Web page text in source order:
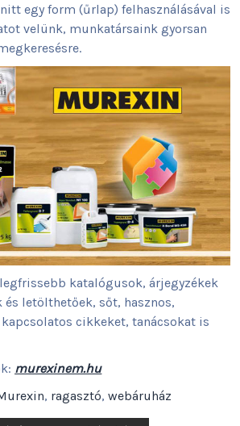
egy form (űrlap) felhasználásával is
velünk, munkatársaink gyorsan
katalógusok, árjegyzékek
letölthetőek, sőt, hasznos,
cikkeket, tanácsokat is
murexinem.hu
, ragasztó,webáruház